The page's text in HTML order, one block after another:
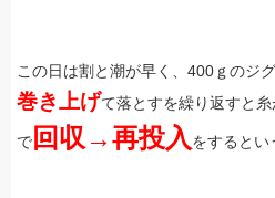
この日は割と潮が早く、400ｇのジ
巻き上げて落とすを繰り返すと
で 回収→再投入 をするとい